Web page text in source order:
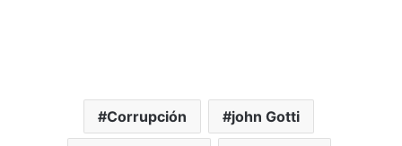
Corrupción john Gotti